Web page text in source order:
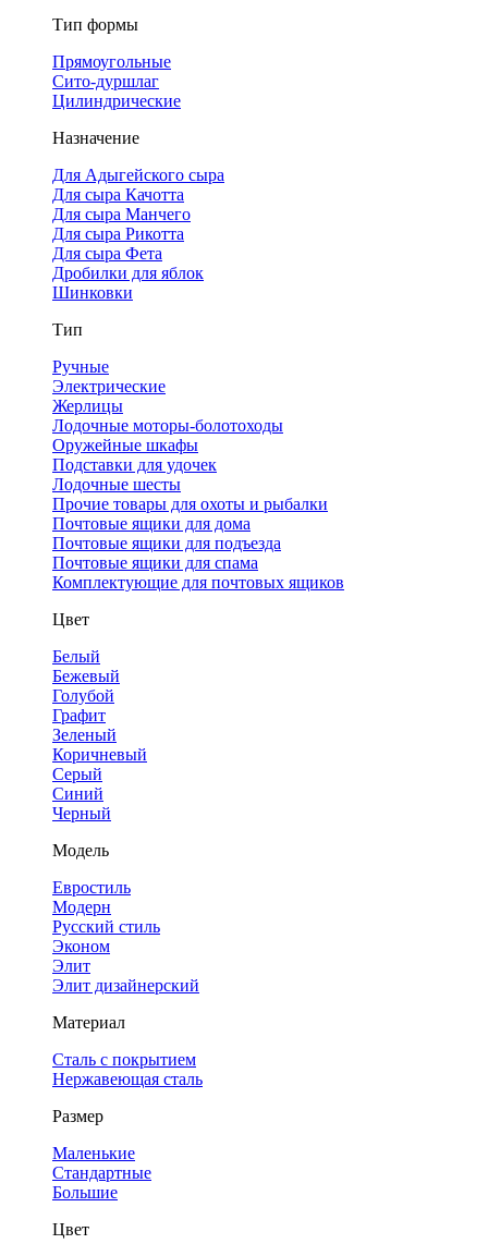
Тип формы
Прямоугольные
Сито-дуршлаг
Цилиндрические
Назначение
Для Адыгейского сыра
Для сыра Качотта
Для сыра Манчего
Для сыра Рикотта
Для сыра Фета
Дробилки для яблок
Шинковки
Тип
Ручные
Электрические
Жерлицы
Лодочные моторы-болотоходы
Оружейные шкафы
Подставки для удочек
Лодочные шесты
Прочие товары для охоты и рыбалки
Почтовые ящики для дома
Почтовые ящики для подъезда
Почтовые ящики для спама
Комплектующие для почтовых ящиков
Цвет
Белый
Бежевый
Голубой
Графит
Зеленый
Коричневый
Серый
Синий
Черный
Модель
Евростиль
Модерн
Русский стиль
Эконом
Элит
Элит дизайнерский
Материал
Сталь с покрытием
Нержавеющая сталь
Размер
Маленькие
Стандартные
Большие
Цвет